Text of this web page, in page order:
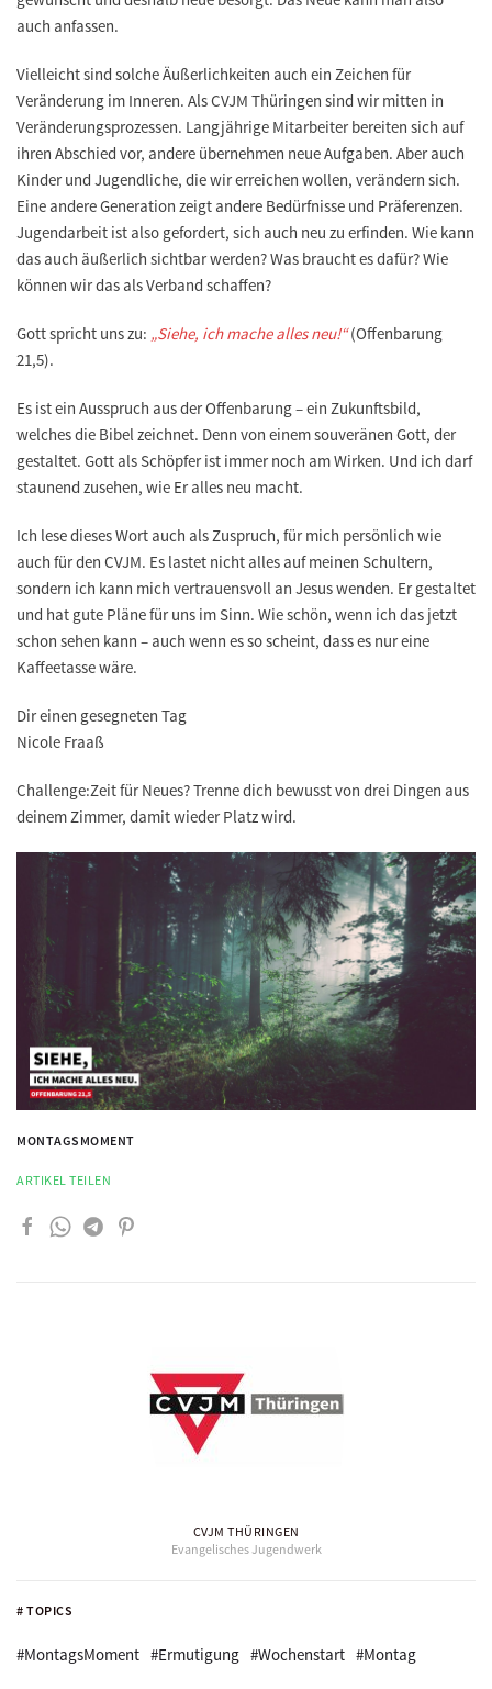
# TOPICS
#MontagsMoment #Ermutigung #Wochenstart #Montag
auch anfassen.
Vielleicht sind solche Äußerlichkeiten auch ein Zeichen für
Veränderung im Inneren. Als CVJM Thüringen sind wir mitten in
Veränderungsprozessen. Langjährige Mitarbeiter bereiten sich auf
ihren Abschied vor, andere übernehmen neue Aufgaben. Aber auch
Kinder und Jugendliche, die wir erreichen wollen, verändern sich.
Eine andere Generation zeigt andere Bedürfnisse und Präferenzen.
Jugendarbeit ist also gefordert, sich auch neu zu erfinden. Wie kann
das auch äußerlich sichtbar werden? Was braucht es dafür? Wie
können wir das als Verband schaffen?
Gott spricht uns zu: „Siehe, ich mache alles neu!“(Offenbarung
21,5).
Es ist ein Ausspruch aus der Offenbarung – ein Zukunftsbild,
welches die Bibel zeichnet. Denn von einem souveränen Gott, der
gestaltet. Gott als Schöpfer ist immer noch am Wirken. Und ich darf
staunend zusehen, wie Er alles neu macht.
Ich lese dieses Wort auch als Zuspruch, für mich persönlich wie
auch für den CVJM. Es lastet nicht alles auf meinen Schultern,
sondern ich kann mich vertrauensvoll an Jesus wenden. Er gestaltet
und hat gute Pläne für uns im Sinn. Wie schön, wenn ich das jetzt
schon sehen kann – auch wenn es so scheint, dass es nur eine
Kaffeetasse wäre.
Dir einen gesegneten Tag
Nicole Fraaß
Challenge:​Zeit für Neues? Trenne dich bewusst von drei Dingen aus
deinem Zimmer, damit wieder Platz wird.
MONTAGSMOMENT
ARTIKEL TEILEN
CVJM THÜRINGEN
Evangelisches Jugendwerk